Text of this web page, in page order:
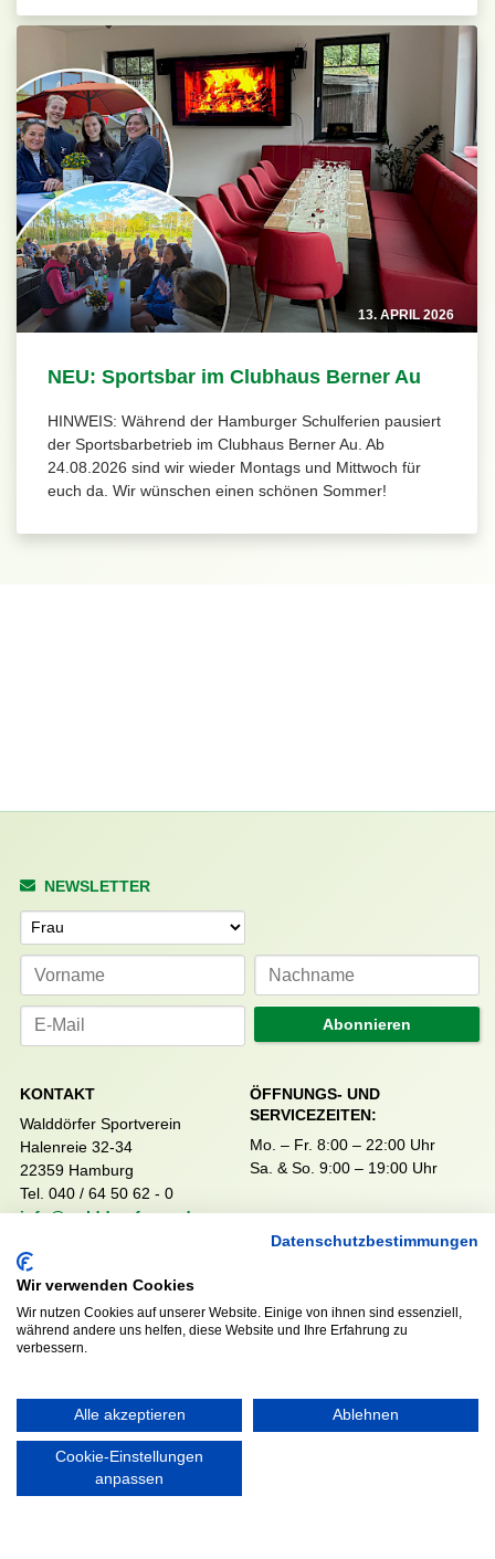
13. APRIL 2026
NEU: Sportsbar im Clubhaus Berner Au
HINWEIS: Während der Hamburger Schulferien pausiert
der Sportsbarbetrieb im Clubhaus Berner Au. Ab
24.08.2026 sind wir wieder Montags und Mittwoch für
euch da. Wir wünschen einen schönen Sommer!
NEWSLETTER
Anrede
Abonnieren
KONTAKT
Walddörfer Sportverein
Halenreie 32-34
22359 Hamburg
Tel. 040 / 64 50 62 - 0
info@walddoerfer-sv.de
ÖFFNUNGS- UND
SERVICEZEITEN:
Mo. – Fr. 8:00 – 22:00 Uhr
Sa. & So. 9:00 – 19:00 Uhr
MEDIA
RECHTLICHES
Impressum
Datenschutzbestimmungen
Wir verwenden Cookies
Wir nutzen Cookies auf unserer Website. Einige von ihnen sind essenziell,
während andere uns helfen, diese Website und Ihre Erfahrung zu
verbessern.
Alle akzeptieren Ablehnen
Cookie-Einstellungen
anpassen